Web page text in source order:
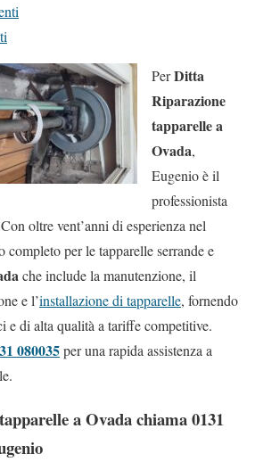
PerDitta
Riparazione
tapparelle a
Ovada,
Eugenio è il
professionista
oltre vent’anni di esperienza nel
completo per le tapparelle serrande e
che include la manutenzione, il
e l’installazione di tapparelle, fornendo
e di alta qualità a tariffe competitive.
080035per una rapida assistenza a
a Ovada chiama 0131